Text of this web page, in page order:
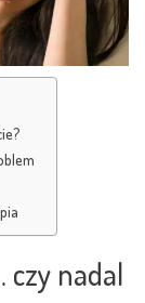
czy nadal